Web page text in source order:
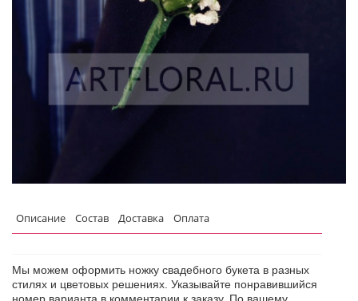
Описание Состав Доставка Оплата
Мы можем оформить ножку свадебного букета в разных
стилях и цветовых решениях. Указывайте понравившийся